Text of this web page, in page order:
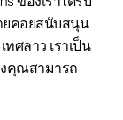
ของเราได้รับ
ยคอยสนับสนุน
ศลาว เราเป็น
คุณสามารถ